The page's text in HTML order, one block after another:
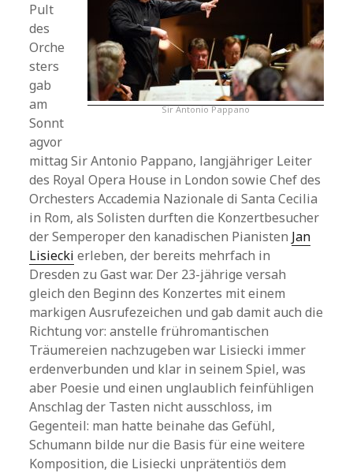
Sir Antonio Pappano
Pult
des
Orche
sters
gab
am
Sonnt
agvor
mittag Sir Antonio Pappano, langjähriger Leiter
des Royal Opera House in London sowie Chef des
Orchesters Accademia Nazionale di Santa Cecilia
in Rom, als Solisten durften die Konzertbesucher
der Semperoper den kanadischen Pianisten Jan
Lisiecki erleben, der bereits mehrfach in
Dresden zu Gast war. Der 23-jährige versah
gleich den Beginn des Konzertes mit einem
markigen Ausrufezeichen und gab damit auch die
Richtung vor: anstelle frühromantischen
Träumereien nachzugeben war Lisiecki immer
erdenverbunden und klar in seinem Spiel, was
aber Poesie und einen unglaublich feinfühligen
Anschlag der Tasten nicht ausschloss, im
Gegenteil: man hatte beinahe das Gefühl,
Schumann bilde nur die Basis für eine weitere
Komposition, die Lisiecki unprätentiös dem